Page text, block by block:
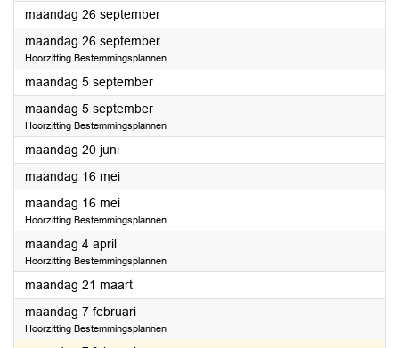
maandag 26 september2022
maandag 26 september2022
Hoorzitting Bestemmingsplannen
maandag 5 september2022
maandag 5 september2022
Hoorzitting Bestemmingsplannen
maandag 20 juni2022
maandag 16 mei2022
maandag 16 mei2022
Hoorzitting Bestemmingsplannen
maandag 4 april2022
Hoorzitting Bestemmingsplannen
maandag 21 maart2022
maandag 7 februari2022
Hoorzitting Bestemmingsplannen